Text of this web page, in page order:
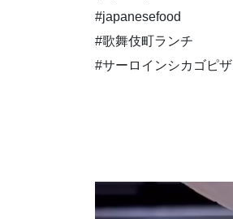
#japanesefood
#歌舞伎町ランチ
#サーロインシカゴピザ
画